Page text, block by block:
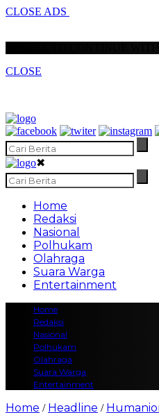
CLOSE ADS
CLOSE
✖
Home
Redaksi
Nasional
Polhukam
Olahraga
Suara Warga
Entertainment
Home
Redaksi
Nasional
Polhukam
Olahraga
Suara Warga
Entertainment
Home / Headline /